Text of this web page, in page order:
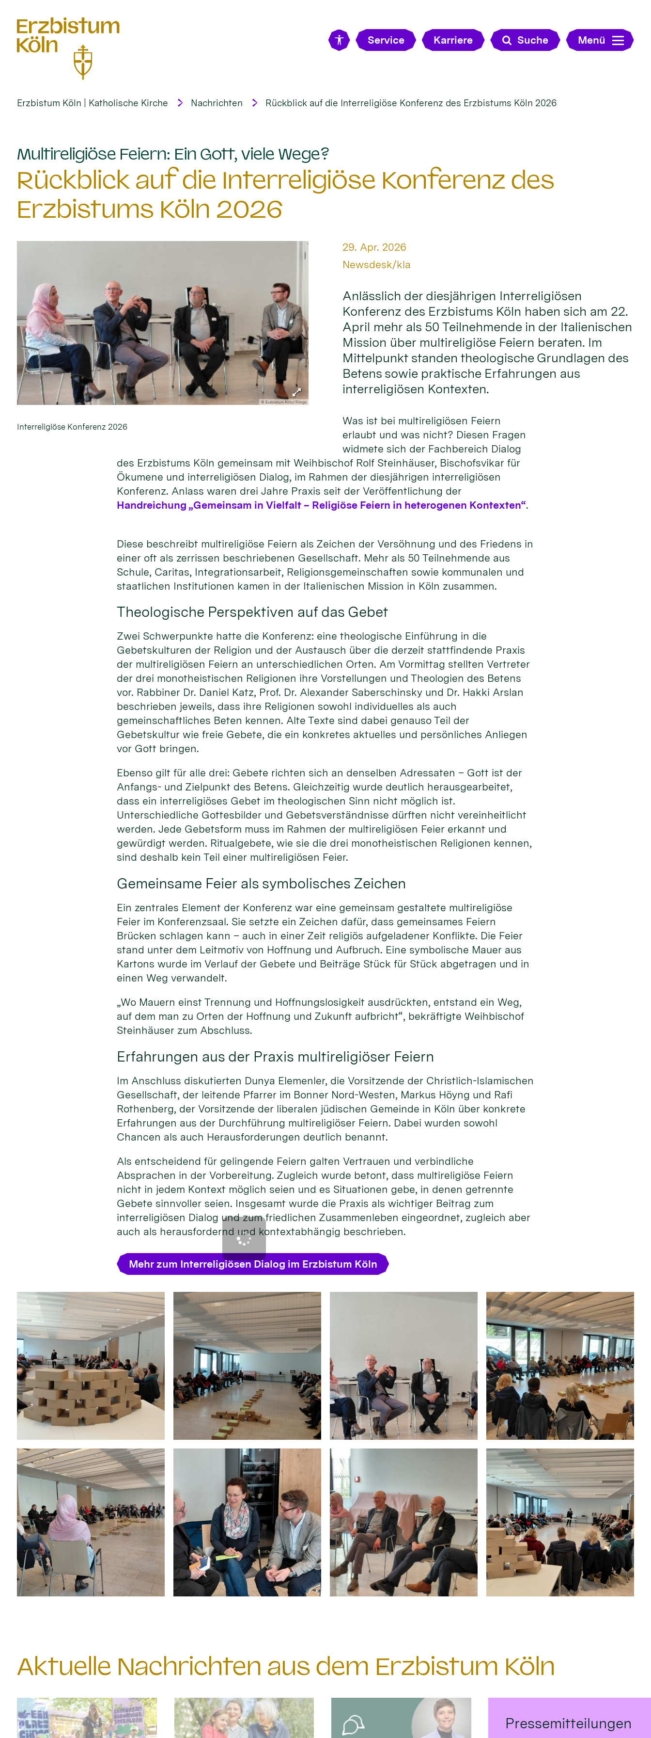
Service Karriere Suche Menü
Erzbistum Köln | Katholische Kirche Nachrichten Rückblick auf die Interreligiöse Konferenz des Erzbistums Köln 2026
Multireligiöse Feiern: Ein Gott, viele Wege?
Rückblick auf die Interreligiöse Konferenz des
Erzbistums Köln 2026
© Erzbistum Köln/ Frings
Interreligiöse Konferenz 2026
Datum:
29. Apr. 2026
Von:
Newsdesk/kla
Anlässlich der diesjährigen Interreligiösen
Konferenz des Erzbistums Köln haben sich am 22.
April mehr als 50 Teilnehmende in der Italienischen
Mission über multireligiöse Feiern beraten. Im
Mittelpunkt standen theologische Grundlagen des
Betens sowie praktische Erfahrungen aus
interreligiösen Kontexten.
Was ist bei multireligiösen Feiern
erlaubt und was nicht? Diesen Fragen
widmete sich der Fachbereich Dialog
des Erzbistums Köln gemeinsam mit Weihbischof Rolf Steinhäuser, Bischofsvikar für
Ökumene und interreligiösen Dialog, im Rahmen der diesjährigen interreligiösen
Konferenz. Anlass waren drei Jahre Praxis seit der Veröffentlichung der
Handreichung „Gemeinsam in Vielfalt – Religiöse Feiern in heterogenen Kontexten“.
Diese beschreibt multireligiöse Feiern als Zeichen der Versöhnung und des Friedens in
einer oft als zerrissen beschriebenen Gesellschaft. Mehr als 50 Teilnehmende aus
Schule, Caritas, Integrationsarbeit, Religionsgemeinschaften sowie kommunalen und
staatlichen Institutionen kamen in der Italienischen Mission in Köln zusammen.
Theologische Perspektiven auf das Gebet
Zwei Schwerpunkte hatte die Konferenz: eine theologische Einführung in die
Gebetskulturen der Religion und der Austausch über die derzeit stattfindende Praxis
der multireligiösen Feiern an unterschiedlichen Orten. Am Vormittag stellten Vertreter
der drei monotheistischen Religionen ihre Vorstellungen und Theologien des Betens
vor. Rabbiner Dr. Daniel Katz, Prof. Dr. Alexander Saberschinsky und Dr. Hakki Arslan
beschrieben jeweils, dass ihre Religionen sowohl individuelles als auch
gemeinschaftliches Beten kennen. Alte Texte sind dabei genauso Teil der
Gebetskultur wie freie Gebete, die ein konkretes aktuelles und persönliches Anliegen
vor Gott bringen.
Ebenso gilt für alle drei: Gebete richten sich an denselben Adressaten – Gott ist der
Anfangs- und Zielpunkt des Betens. Gleichzeitig wurde deutlich herausgearbeitet,
dass ein interreligiöses Gebet im theologischen Sinn nicht möglich ist.
Unterschiedliche Gottesbilder und Gebetsverständnisse dürften nicht vereinheitlicht
werden. Jede Gebetsform muss im Rahmen der multireligiösen Feier erkannt und
gewürdigt werden. Ritualgebete, wie sie die drei monotheistischen Religionen kennen,
sind deshalb kein Teil einer multireligiösen Feier.
Gemeinsame Feier als symbolisches Zeichen
Ein zentrales Element der Konferenz war eine gemeinsam gestaltete multireligiöse
Feier im Konferenzsaal. Sie setzte ein Zeichen dafür, dass gemeinsames Feiern
Brücken schlagen kann – auch in einer Zeit religiös aufgeladener Konflikte. Die Feier
stand unter dem Leitmotiv von Hoffnung und Aufbruch. Eine symbolische Mauer aus
Kartons wurde im Verlauf der Gebete und Beiträge Stück für Stück abgetragen und in
einen Weg verwandelt.
„Wo Mauern einst Trennung und Hoffnungslosigkeit ausdrückten, entstand ein Weg,
auf dem man zu Orten der Hoffnung und Zukunft aufbricht“, bekräftigte Weihbischof
Steinhäuser zum Abschluss.
Erfahrungen aus der Praxis multireligiöser Feiern
Im Anschluss diskutierten Dunya Elemenler, die Vorsitzende der Christlich-Islamischen
Gesellschaft, der leitende Pfarrer im Bonner Nord-Westen, Markus Höyng und Rafi
Rothenberg, der Vorsitzende der liberalen jüdischen Gemeinde in Köln über konkrete
Erfahrungen aus der Durchführung multireligiöser Feiern. Dabei wurden sowohl
Chancen als auch Herausforderungen deutlich benannt.
Als entscheidend für gelingende Feiern galten Vertrauen und verbindliche
Absprachen in der Vorbereitung. Zugleich wurde betont, dass multireligiöse Feiern
nicht in jedem Kontext möglich seien und es Situationen gebe, in denen getrennte
Gebete sinnvoller seien. Insgesamt wurde die Praxis als wichtiger Beitrag zum
interreligiösen Dialog und zum friedlichen Zusammenleben eingeordnet, zugleich aber
auch als herausfordernd und kontextabhängig beschrieben.
Mehr zum Interreligiösen Dialog im Erzbistum Köln
Aktuelle Nachrichten aus dem Erzbistum Köln
Pressemitteilungen